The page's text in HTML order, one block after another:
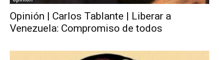
Opinión | Carlos Tablante | Liberar a
Venezuela: Compromiso de todos